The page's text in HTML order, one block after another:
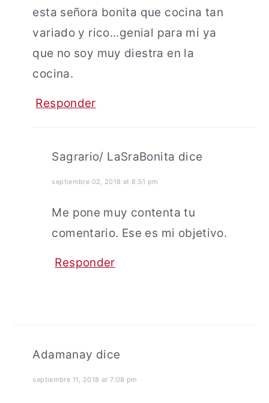
esta señora bonita que cocina tan
variado y rico...genial para mi ya
que no soy muy diestra en la
cocina.
Responder
Sagrario/ LaSraBonita dice
septiembre 02, 2018 at 8:51 pm
Me pone muy contenta tu
comentario. Ese es mi objetivo.
Responder
Adamanay dice
septiembre 11, 2018 at 7:08 pm